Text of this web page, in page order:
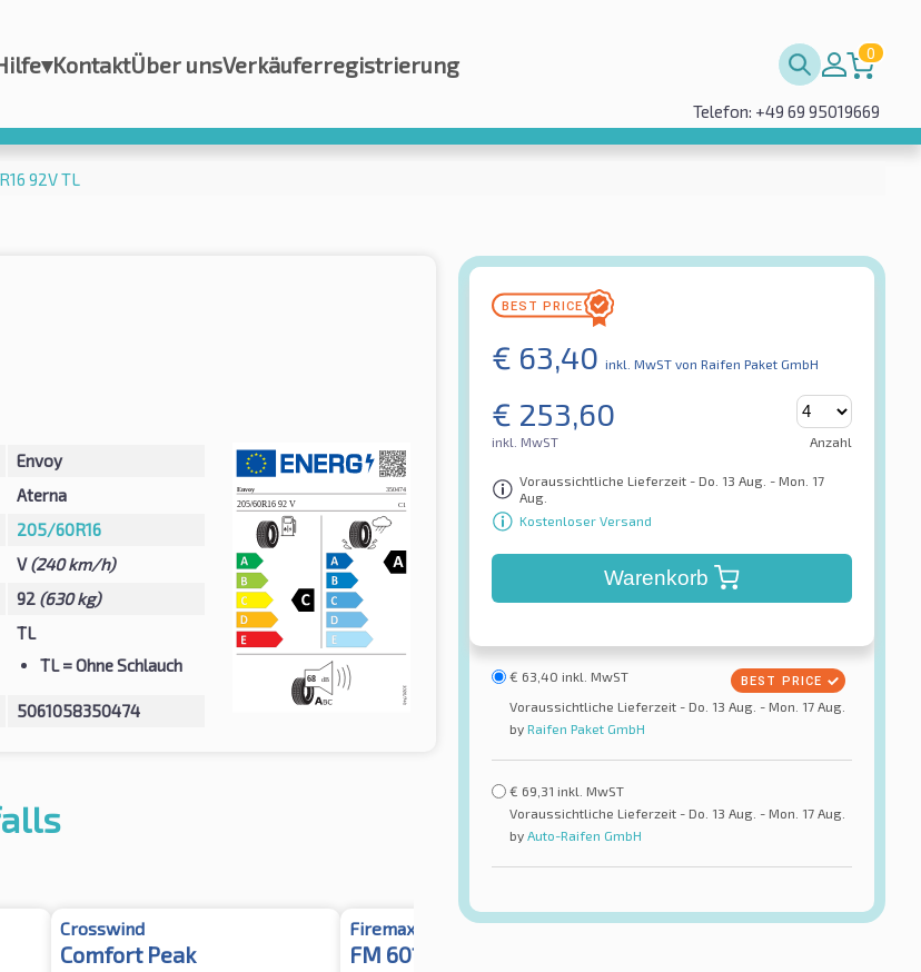
▾KontaktÜber unsVerkäuferregistrierung 0
Telefon: +49 69 95019669
92V TL
Envoy
Aterna
205/60R16
V(240 km/h)
92 (630 kg)
TL
TL= Ohne Schlauch
5061058350474
€ 63,40 inkl. MwST von Raifen Paket GmbH
€ 253,60
inkl. MwST Anzahl
Voraussichtliche Lieferzeit - Do. 13 Aug. - Mon. 17
Aug.
Kostenloser Versand
Warenkorb
€ 63,40 inkl. MwST
Voraussichtliche Lieferzeit - Do. 13 Aug. - Mon. 17 Aug.
by Raifen Paket GmbH
€ 69,31 inkl. MwST
Voraussichtliche Lieferzeit - Do. 13 Aug. - Mon. 17 Aug.
by Auto-Raifen GmbH
Crosswind
Comfort Peak
Firemax
FM 601
Ovation